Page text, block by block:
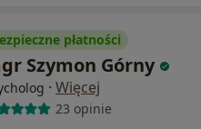
płatności
Szymon Górny
· Więcej
23 opinie